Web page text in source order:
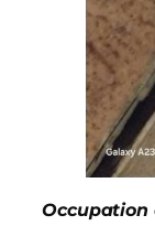
Occupation